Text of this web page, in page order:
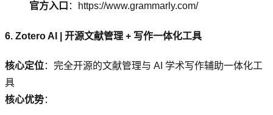
官方入口 ：https://www.grammarly.com/
6. Zotero AI | 开源文献管理 + 写作一体化工具
核心定位：完全开源的文献管理与 AI 学术写作辅助一体化工
具
核心优势：